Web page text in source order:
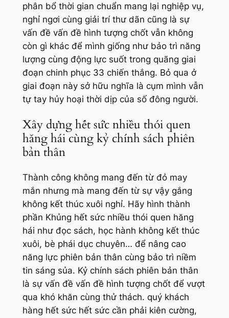
phân bổ thời gian chuẩn mang lại nghiệp vụ,
nghỉ ngơi cùng giải trí thư dãn cũng là sự
vấn đề vấn đề hình tượng chốt vẫn không
còn gì khác để mình giống như bảo trì năng
lượng cùng động lực suốt trong quãng giai
đoạn chinh phục 33 chiến thắng. Bỏ qua ở
giai đoạn này sở hữu nghĩa là cụm mình vẫn
tự tay hủy hoại thời dịp của số đông người.
Xây dựng hết sức nhiều thói quen
hăng hái cùng kỷ chính sách phiên
bản thân
Thành công không mang đến từ đỏ may
mắn nhưng mà mang đến từ sự vậy gắng
không kết thúc xuôi nghỉ. Hãy hình thành
phần Khủng hết sức nhiều thói quen hăng
hái như đọc sách, học hành không kết thúc
xuôi, bè phái dục chuyên… để nâng cao
năng lực phiên bản thân cùng bảo trì niềm
tin sáng sủa. Kỷ chính sách phiên bản thân
là sự vấn đề vấn đề hình tượng chốt để vượt
qua khó khăn cùng thử thách. quý khách
hàng hết sức hết sức cần phải kiên cường,